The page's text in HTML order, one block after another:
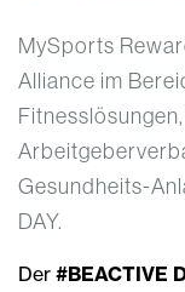
MySports
Alliance im
Gesundheits-
DAY.
Der #BEACTIVE